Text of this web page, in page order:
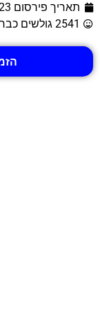
תאריך פירסום 09/04/2023
2541 גולשים כבר קבעו תור